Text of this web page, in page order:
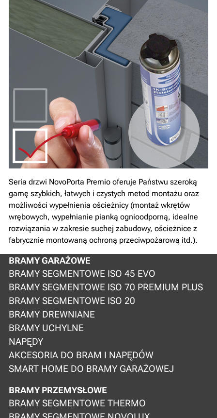
Seria drzwi NovoPorta Premio oferuje Państwu szeroką
gamę szybkich, łatwych i czystych metod montażu oraz
możliwości wypełnienia ościeżnicy (montaż wkrętów
wrębowych, wypełnianie pianką ognioodporną, idealne
rozwiązania w zakresie suchej zabudowy, ościeżnice z
fabrycznie montowaną ochroną przeciwpożarową itd.).
BRAMY GARAŻOWE
BRAMY SEGMENTOWE ISO 45 EVO
BRAMY SEGMENTOWE ISO 70 PREMIUM PLUS
BRAMY SEGMENTOWE ISO 20
BRAMY DREWNIANE
BRAMY UCHYLNE
NAPĘDY
AKCESORIA DO BRAM I NAPĘDÓW
SMART HOME DO BRAMY GARAŻOWEJ
BRAMY PRZEMYSŁOWE
BRAMY SEGMENTOWE THERMO